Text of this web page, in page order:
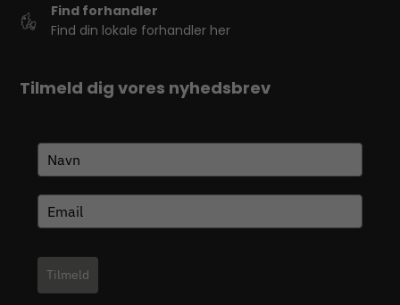
Find forhandler
Find din lokale forhandler her
Tilmeld dig vores nyhedsbrev
Tilmeld